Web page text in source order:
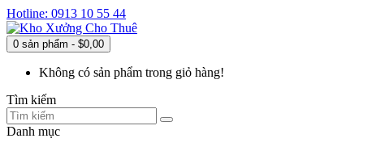
Hotline: 0913 10 55 44
0 sản phẩm - $0,00
Không có sản phẩm trong giỏ hàng!
Tìm kiếm
Danh mục